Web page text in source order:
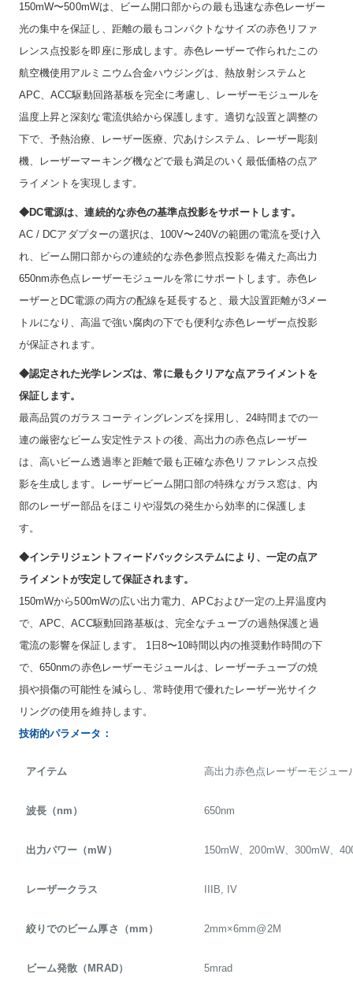
150mW〜500mWは、ビーム開口部からの最も迅速な赤色レーザー
光の集中を保証し、距離の最もコンパクトなサイズの赤色リファ
レンス点投影を即座に形成します。赤色レーザーで作られたこの
航空機使用アルミニウム合金ハウジングは、熱放射システムと
APC、ACC駆動回路基板を完全に考慮し、レーザーモジュールを
温度上昇と深刻な電流供給から保護します。適切な設置と調整の
下で、予熱治療、レーザー医療、穴あけシステム、レーザー彫刻
機、レーザーマーキング機などで最も満足のいく最低価格の点ア
ライメントを実現します。
◆DC電源は、連続的な赤色の基準点投影をサポートします。
AC / DCアダプターの選択は、100V〜240Vの範囲の電流を受け入
れ、ビーム開口部からの連続的な赤色参照点投影を備えた高出力
650nm赤色点レーザーモジュールを常にサポートします。赤色レ
ーザーとDC電源の両方の配線を延長すると、最大設置距離が3メー
トルになり、高温で強い腐肉の下でも便利な赤色レーザー点投影
が保証されます。
◆認定された光学レンズは、常に最もクリアな点アライメントを
保証します。
最高品質のガラスコーティングレンズを採用し、24時間までの一
連の厳密なビーム安定性テストの後、高出力の赤色点レーザー
は、高いビーム透過率と距離で最も正確な赤色リファレンス点投
影を生成します。レーザービーム開口部の特殊なガラス窓は、内
部のレーザー部品をほこりや湿気の発生から効率的に保護しま
す。
◆インテリジェントフィードバックシステムにより、一定の点ア
ライメントが安定して保証されます。
150mWから500mWの広い出力電力、APCおよび一定の上昇温度内
で、APC、ACC駆動回路基板は、完全なチューブの過熱保護と過
電流の影響を保証します。 1日8〜10時間以内の推奨動作時間の下
で、650nmの赤色レーザーモジュールは、レーザーチューブの焼
損や損傷の可能性を減らし、常時使用で優れたレーザー光サイク
リングの使用を維持します。
技術的パラメータ：
アイテム 高出力赤色点レーザーモジュー
波長（nm） 650nm
出力パワー（mW） 150mW、200mW、300mW、
レーザークラス IIIB, IV
絞りでのビーム厚さ（mm） 2mm×6mm@2M
ビーム発散（MRAD） 5mrad